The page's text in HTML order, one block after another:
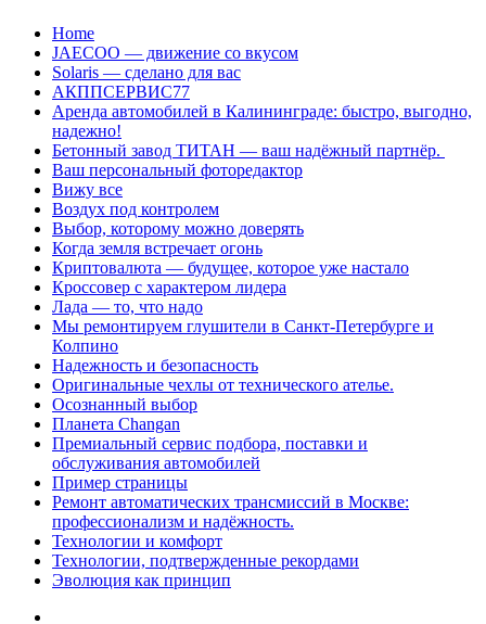
Перейти
содержанию
Home
JAECOO — движение со вкусом
Solaris — сделано для вас
АКППСЕРВИС77
Аренда автомобилей в Калининграде: быстро, выгодно,
надежно!
Бетонный завод ТИТАН — ваш надёжный партнёр.
Ваш персональный фоторедактор
Вижу все
Воздух под контролем
Выбор, которому можно доверять
Когда земля встречает огонь
Криптовалюта — будущее, которое уже настало
Кроссовер с характером лидера
Лада — то, что надо
Мы ремонтируем глушители в Санкт-Петербурге и
Колпино
Надежность и безопасность
Оригинальные чехлы от технического ателье.
Осознанный выбор
Планета Changan
Премиальный сервис подбора, поставки и
обслуживания автомобилей
Пример страницы
Ремонт автоматических трансмиссий в Москве:
профессионализм и надёжность.
Технологии и комфорт
Технологии, подтвержденные рекордами
Эволюция как принцип